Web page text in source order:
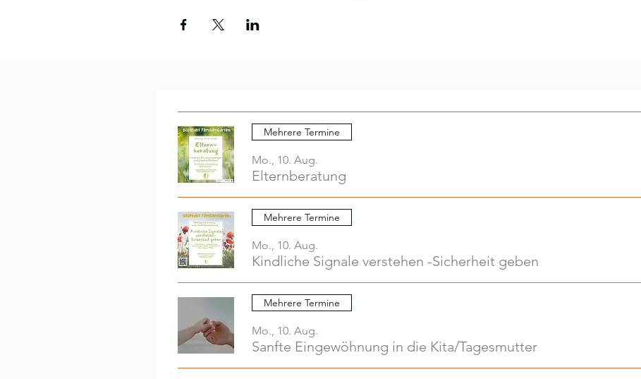
Mehrere Termine
Mo., 10. Aug.
Elternberatung
Mehrere Termine
Mo., 10. Aug.
Kindliche Signale verstehen -Sicherheit geben
Mehrere Termine
Mo., 10. Aug.
Sanfte Eingewöhnung in die Kita/Tagesmutter